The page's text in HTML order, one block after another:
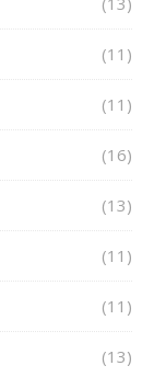
(11)
(11)
(16)
(13)
(11)
(11)
(13)